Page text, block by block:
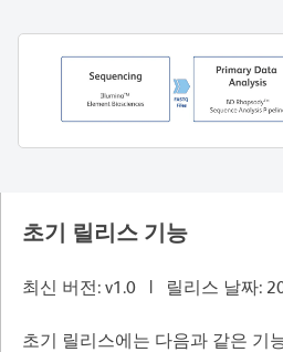
초기 릴리스 기능
최신 버전: v1.0 | 릴리스 날짜:
초기 릴리스에는 다음과 같은 기